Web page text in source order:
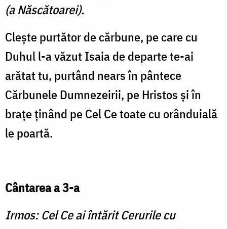
(a Născătoarei).
Cleşte purtător de cărbune, pe care cu
Duhul l-a văzut Isaia de departe te-ai
arătat tu, purtând nears în pântece
Cărbunele Dumnezeirii, pe Hristos şi în
braţe ţinând pe Cel Ce toate cu orânduială
le poartă.
Cântarea a 3-a
Irmos: Cel Ce ai întărit Cerurile cu